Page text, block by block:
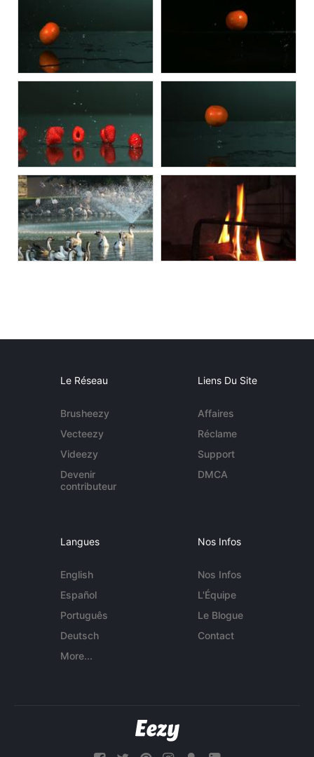
Le Réseau
Brusheezy
Vecteezy
Videezy
Devenir
contributeur
Liens Du Site
Affaires
Réclame
Support
DMCA
Langues
English
Español
Português
Deutsch
More...
Nos Infos
Nos Infos
L'Équipe
Le Blogue
Contact